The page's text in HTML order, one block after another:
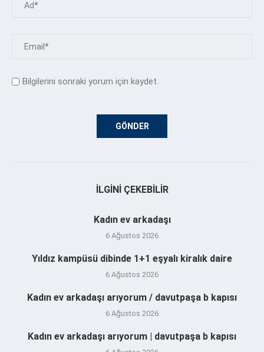
Bilgilerini sonraki yorum için kaydet.
İLGINI ÇEKEBILIR
Kadın ev arkadaşı
6 Ağustos 2026
Yıldız kampüsü dibinde 1+1 eşyalı kiralık daire
6 Ağustos 2026
Kadın ev arkadaşı arıyorum / davutpaşa b kapısı
6 Ağustos 2026
Kadın ev arkadaşı arıyorum | davutpaşa b kapısı